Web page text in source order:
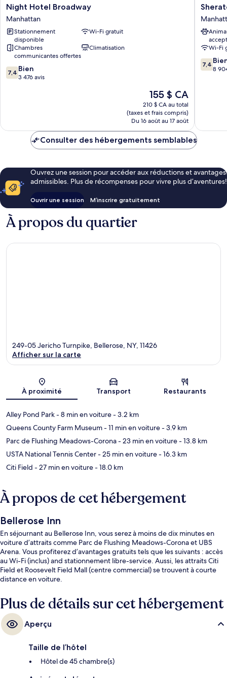
Night
Hotel
Broadway
Manhattan
Night Hotel Broadway
Manhattan
Stationnement
disponible
Wi-Fi gratuit
Chambres
communicantes offertes
Climatisation
7.4
sur
7,4 Bien
3 476 avis
Le
prix
est
de
155 $ CA
155 $ CA
210 $ CA au total
(taxes et frais compris)
Du 16 août au 17 août
New
York
Times
Square
Hotel
Wi-Fi
7.4
sur
7,4
8
Consulter des hébergements semblables
Ouvrez une session pour accéder aux réductions et avantages
admissibles. Plus de récompenses pour vivre plus d’aventures!
Ouvrir une session M’inscrire gratuitement
À propos du quartier
Carte
249-05 Jericho Turnpike, Bellerose, NY, 11426
Afficher sur la carte
À proximité Transport Restaurants
Alley Pond Park- 8 min en voiture- 3.2 km
Queens County Farm Museum- 11 min en voiture- 3.9 km
Parc de Flushing Meadows-Corona- 23 min en voiture- 13.8 km
USTA National Tennis Center- 25 min en voiture- 16.3 km
Citi Field - 27 min en voiture- 18.0 km
À propos de cet hébergement
Bellerose Inn
En séjournant au Bellerose Inn, vous serez à moins de dix minutes en
voiture d’attraits comme Parc de Flushing Meadows-Corona et UBS
Arena. Vous profiterez d’avantages gratuits tels que les suivants : accès
au Wi-Fi (inclus) and stationnement libre-service. Aussi, les attraits Citi
Field et Roosevelt Field Mall (centre commercial) se trouvent à courte
distance en voiture.
Plus de détails sur cet hébergement
Aperçu
Taille de l’hôtel
Hôtel de 45 chambre(s)